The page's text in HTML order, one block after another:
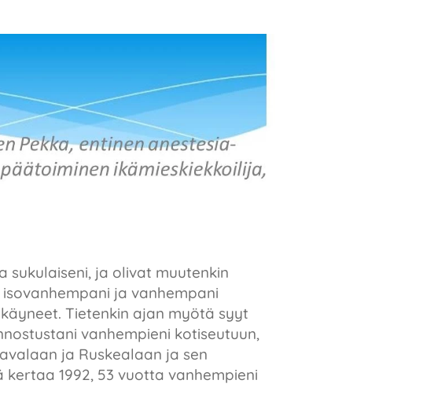
sukulaiseni, ja olivat muutenkin
ja vanhempani
Tietenkin ajan myötä syyt
vanhempieni kotiseutuun,
ja Ruskealaan ja sen
1992, 53 vuotta vanhempieni